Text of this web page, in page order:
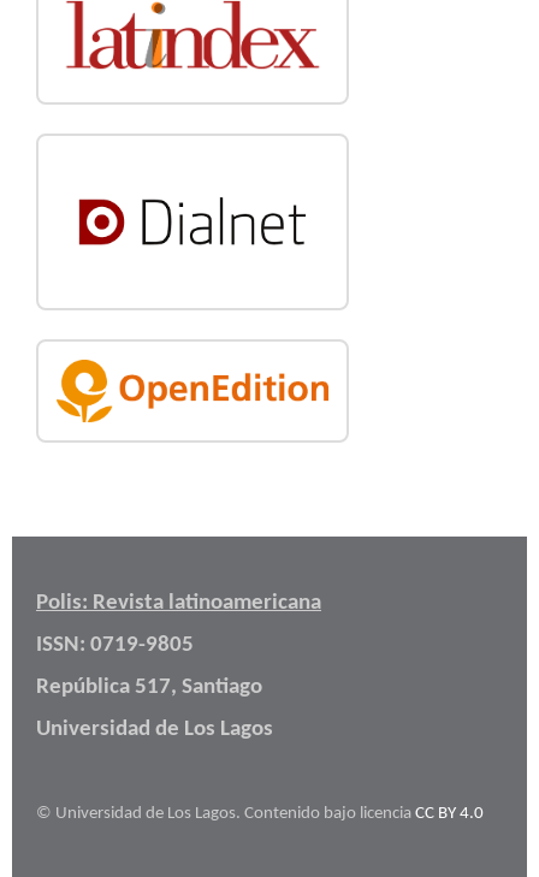
Polis: Revista latinoamericana
ISSN: 0719-9805
República 517, Santiago
Universidad de Los Lagos
© Universidad de Los Lagos. Contenido bajo licencia CC BY 4.0